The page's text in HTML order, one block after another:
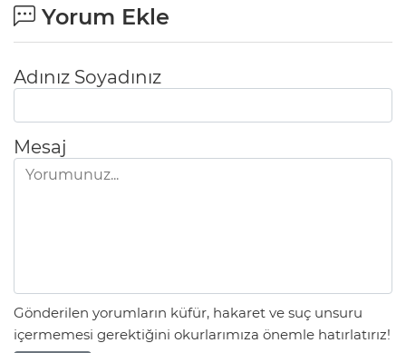
Yorum Ekle
Adınız Soyadınız
Mesaj
Gönderilen yorumların küfür, hakaret ve suç unsuru
içermemesi gerektiğini okurlarımıza önemle hatırlatırız!